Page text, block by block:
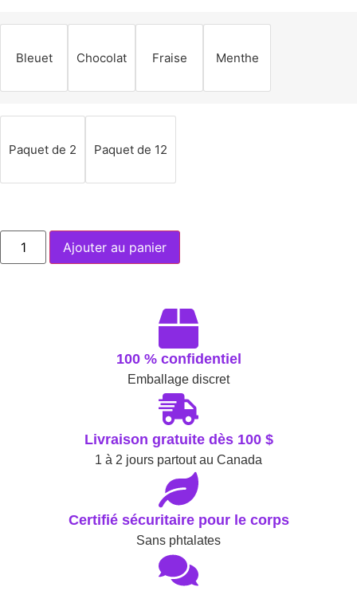
Bleuet Chocolat Fraise Menthe
Paquet de 2 Paquet de 12
Ajouter au panier
100 % confidentiel
Emballage discret
Livraison gratuite dès 100 $
1 à 2 jours partout au Canada
Certifié sécuritaire pour le corps
Sans phtalates